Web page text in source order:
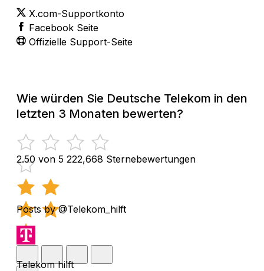
X.com-Supportkonto
Facebook Seite
Offizielle Support-Seite
Wie würden Sie Deutsche Telekom in den
letzten 3 Monaten bewerten?
2.50 von 5 222,668 Sternebewertungen
Posts by @Telekom_hilft
Telekom hilft